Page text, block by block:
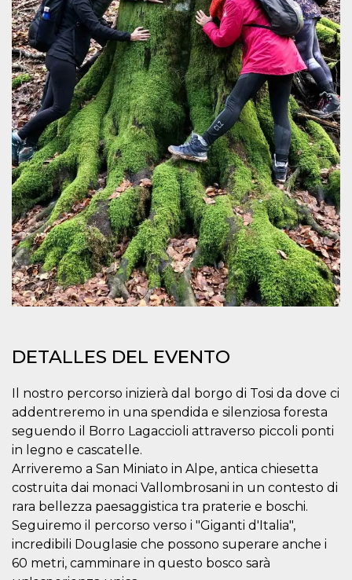
DETALLES DEL EVENTO
Il nostro percorso inizierà dal borgo di Tosi da dove ci
addentreremo in una spendida e silenziosa foresta
seguendo il Borro Lagaccioli attraverso piccoli ponti
in legno e cascatelle.
Arriveremo a San Miniato in Alpe, antica chiesetta
costruita dai monaci Vallombrosani in un contesto di
rara bellezza paesaggistica tra praterie e boschi.
Seguiremo il percorso verso i "Giganti d'Italia",
incredibili Douglasie che possono superare anche i
60 metri, camminare in questo bosco sarà